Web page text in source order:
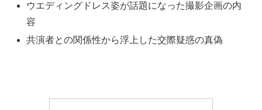
ウエディングドレス姿が話題になった撮影企画の内
容
共演者との関係性から浮上した交際疑惑の真偽